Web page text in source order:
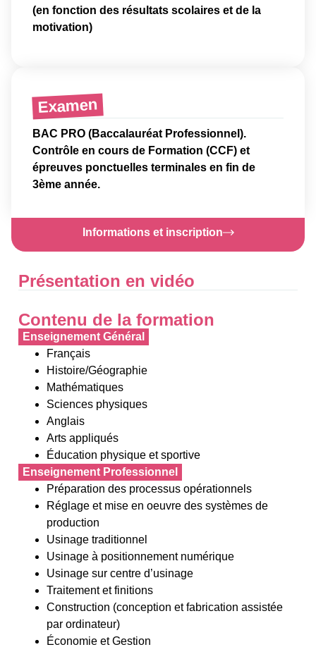
(en fonction des résultats scolaires et de la
motivation)
Examen
BAC PRO (Baccalauréat Professionnel).
Contrôle en cours de Formation (CCF) et
épreuves ponctuelles terminales en fin de
3ème année.
Informations et inscription
Présentation en vidéo
Contenu de la formation
Enseignement Général
Français
Histoire/Géographie
Mathématiques
Sciences physiques
Anglais
Arts appliqués
Éducation physique et sportive
Enseignement Professionnel
Préparation des processus opérationnels
Réglage et mise en oeuvre des systèmes de
production
Usinage traditionnel
Usinage à positionnement numérique
Usinage sur centre d’usinage
Traitement et finitions
Construction (conception et fabrication assistée
par ordinateur)
Économie et Gestion